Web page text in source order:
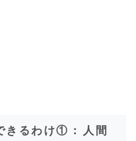
きるわけ① : 人間